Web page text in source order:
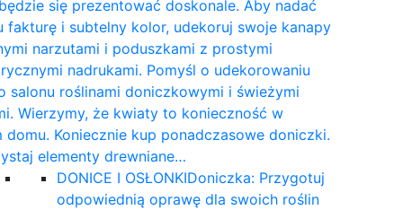
się prezentować doskonale. Aby nadać
fakturę i subtelny kolor, udekoruj swoje kanapy
narzutami i poduszkami z prostymi
nadrukami. Pomyśl o udekorowaniu
salonu roślinami doniczkowymi i świeżymi
Wierzymy, że kwiaty to konieczność w
domu. Koniecznie kup ponadczasowe doniczki.
elementy drewniane…
DONICE I OSŁONKIDoniczka: Przygotuj
odpowiednią oprawę dla swoich roślin